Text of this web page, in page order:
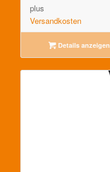
plus
Versandkosten
Details anzeigen